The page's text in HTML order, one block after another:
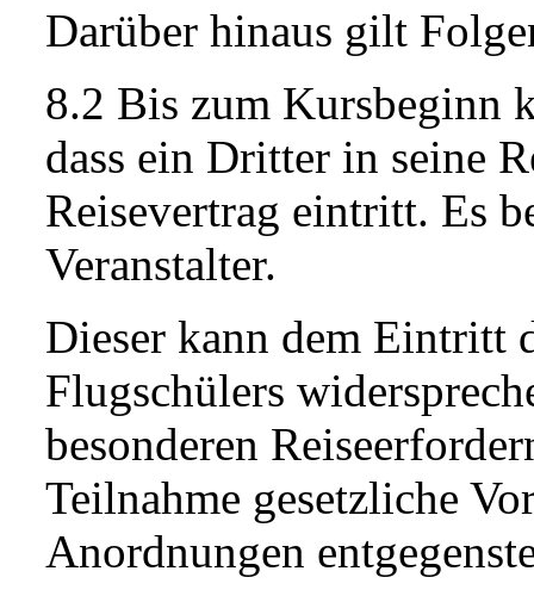
Darüber hinaus gilt
8.2 Bis zum Kursbeginn
dass ein Dritter in seine
Reisevertrag eintritt. Es
Veranstalter.
Dieser kann dem Eintritt
Flugschülers
besonderen
Teilnahme gesetzliche
Anordnungen